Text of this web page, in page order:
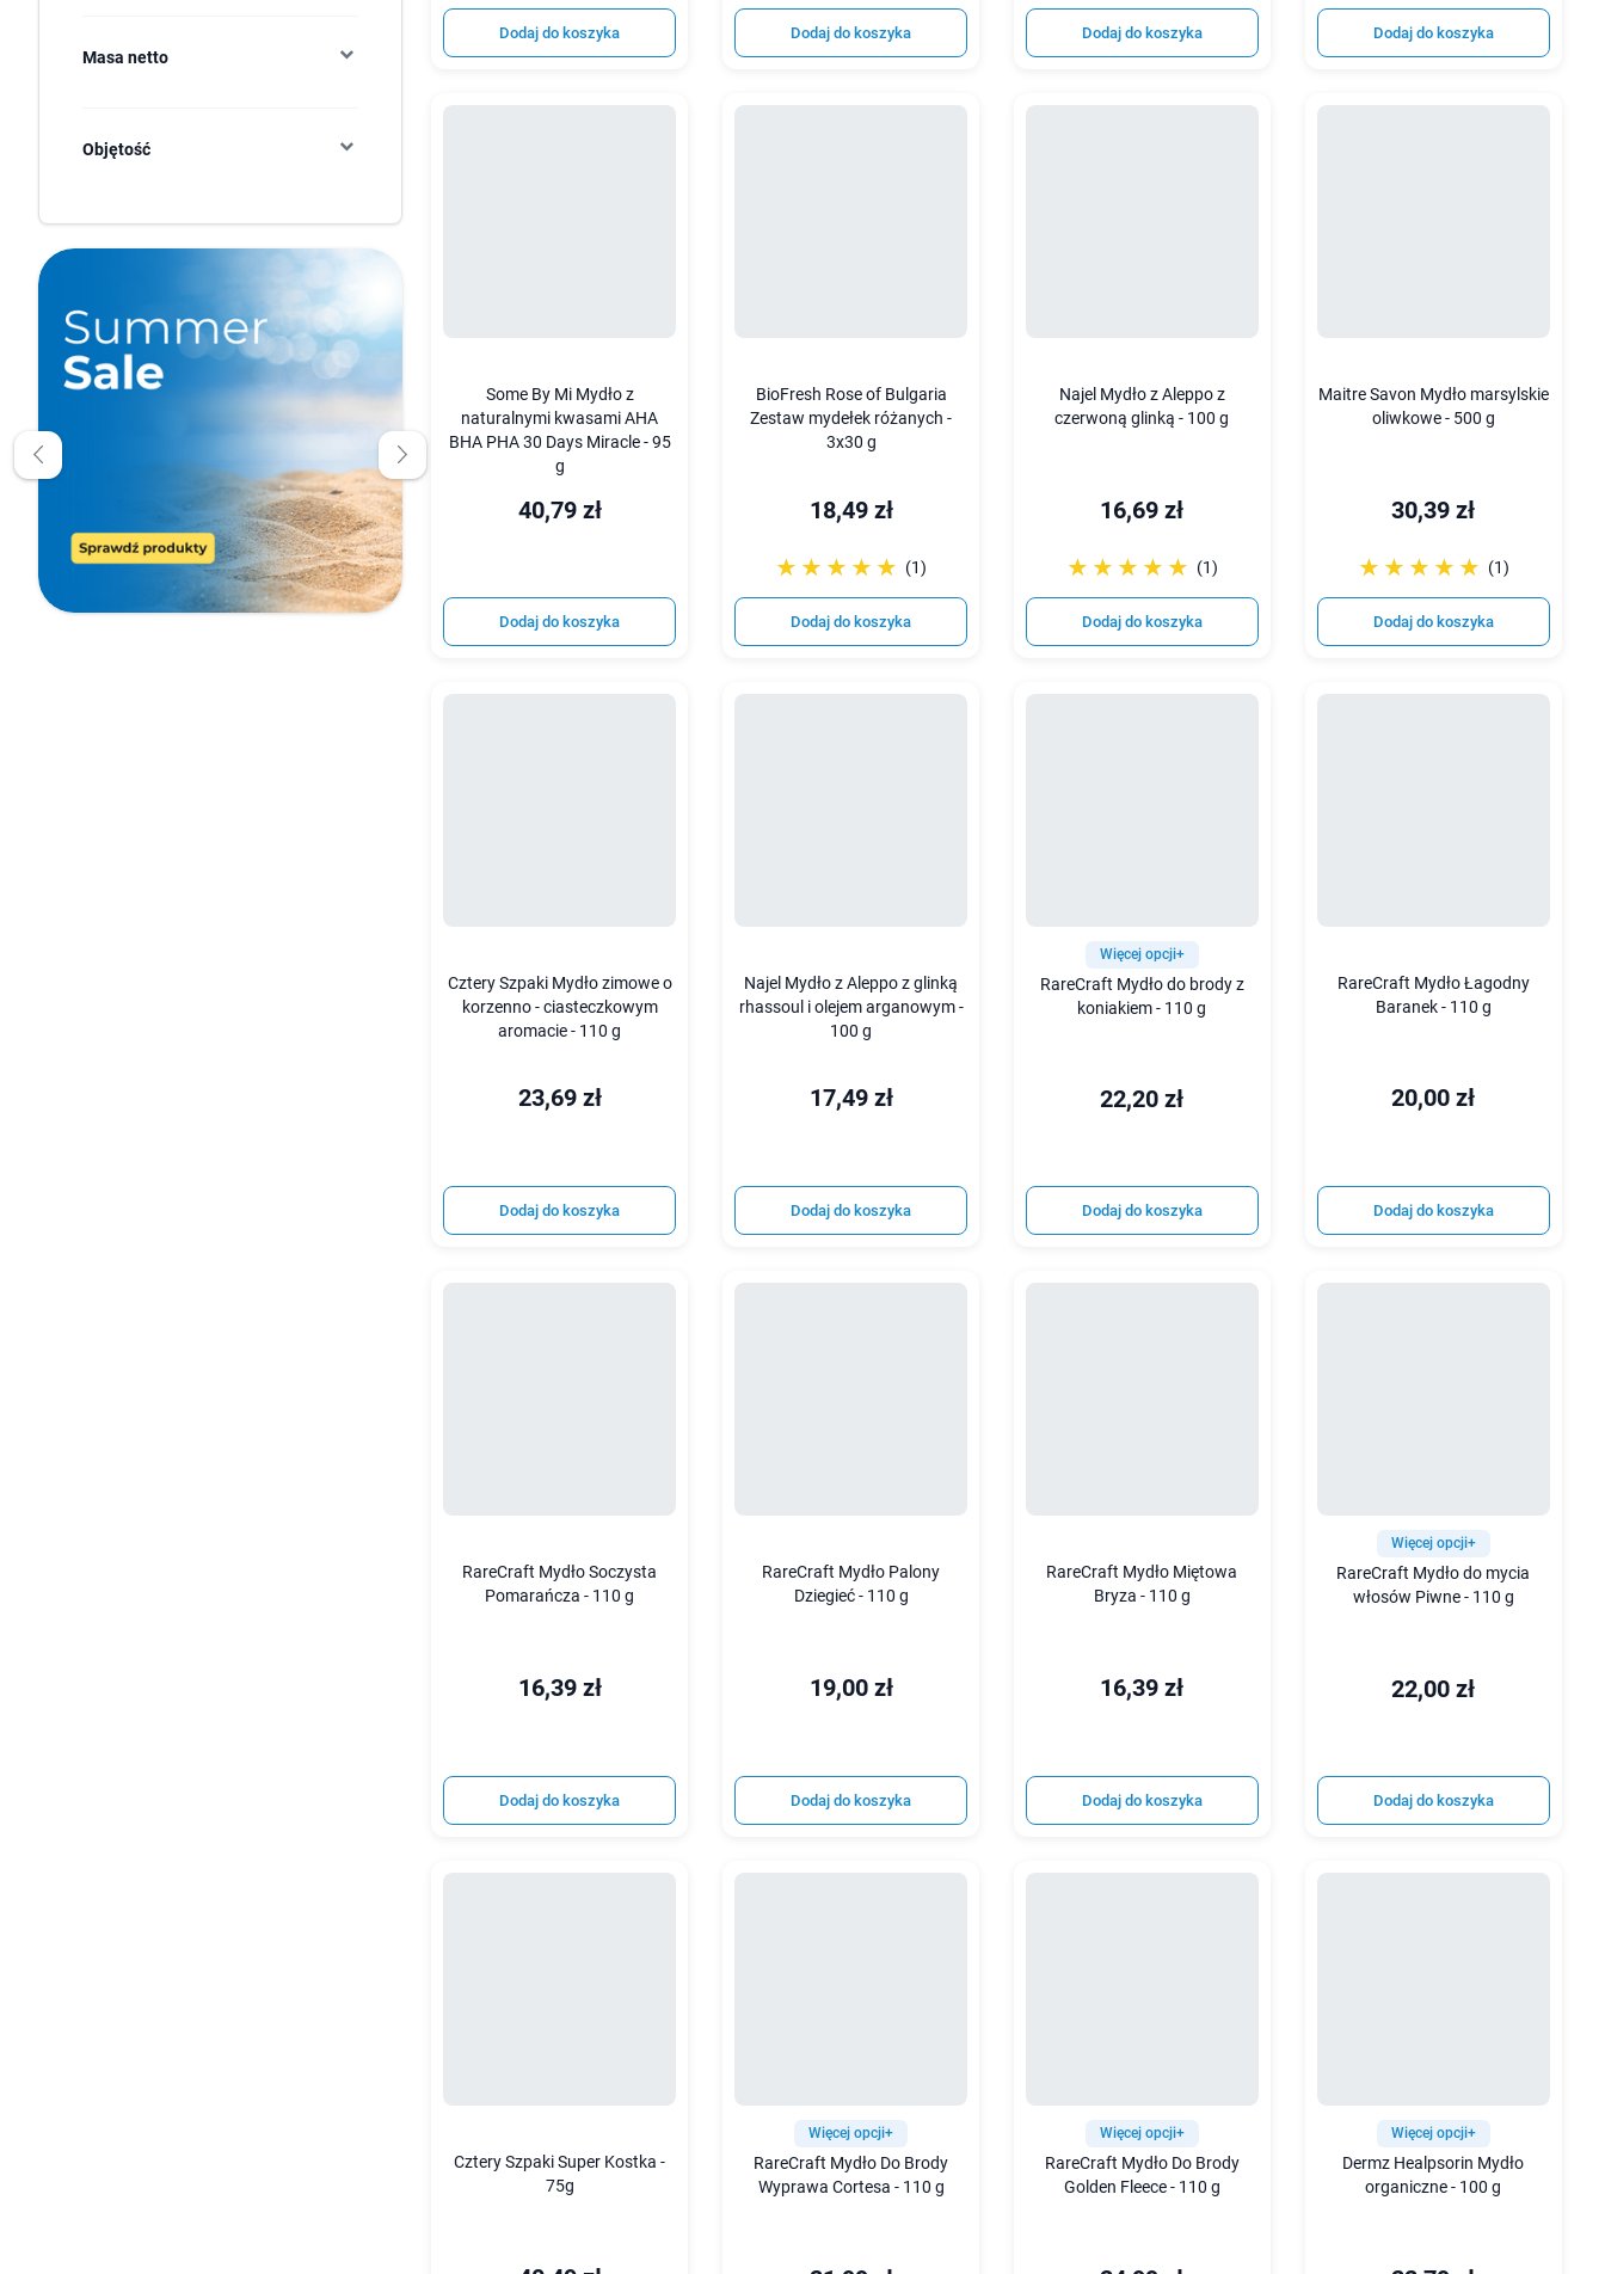
Masa netto
Objętość
Dodaj do koszyka Dodaj do koszyka Dodaj do koszyka Dodaj do koszyka
Some By Mi Mydło z
naturalnymi kwasami AHA
BHA PHA 30 Days Miracle - 95
g
40,79 zł
Dodaj do koszyka
BioFresh Rose of Bulgaria
Zestaw mydełek różanych -
3x30 g
18,49 zł
☆☆☆☆☆
★★★★★ (1)
Dodaj do koszyka
Najel Mydło z Aleppo z
czerwoną glinką - 100 g
16,69 zł
☆☆☆☆☆
★★★★★ (1)
Dodaj do koszyka
Maitre Savon Mydło marsylskie
oliwkowe - 500 g
30,39 zł
☆☆☆☆☆
★★★★★ (1)
Dodaj do koszyka
Cztery Szpaki Mydło zimowe o
korzenno - ciasteczkowym
aromacie - 110 g
23,69 zł
Dodaj do koszyka
Najel Mydło z Aleppo z glinką
rhassoul i olejem arganowym -
100 g
17,49 zł
Dodaj do koszyka
Więcej opcji+
RareCraft Mydło do brody z
koniakiem - 110 g
22,20 zł
Dodaj do koszyka
RareCraft Mydło Łagodny
Baranek - 110 g
20,00 zł
Dodaj do koszyka
RareCraft Mydło Soczysta
Pomarańcza - 110 g
16,39 zł
Dodaj do koszyka
RareCraft Mydło Palony
Dziegieć - 110 g
19,00 zł
Dodaj do koszyka
RareCraft Mydło Miętowa
Bryza - 110 g
16,39 zł
Dodaj do koszyka
Więcej opcji+
RareCraft Mydło do mycia
włosów Piwne - 110 g
22,00 zł
Dodaj do koszyka
Cztery Szpaki Super Kostka -
75g
Więcej opcji+
RareCraft Mydło Do Brody
Wyprawa Cortesa - 110 g
Więcej opcji+
RareCraft Mydło Do Brody
Golden Fleece - 110 g
Więcej opcji+
Dermz Healpsorin Mydło
organiczne - 100 g